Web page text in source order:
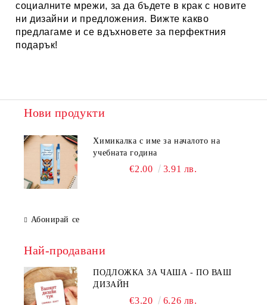
социалните мрежи, за да бъдете в крак с новите
ни дизайни и предложения. Вижте какво
предлагаме и се вдъхновете за перфектния
подарък!
Нови продукти
Химикалка с име за началото на
учебната година
€2.00 3.91 лв.
Абонирай се
Най-продавани
ПОДЛОЖКА ЗА ЧАША - ПО ВАШ
ДИЗАЙН
€3.20 6.26 лв.